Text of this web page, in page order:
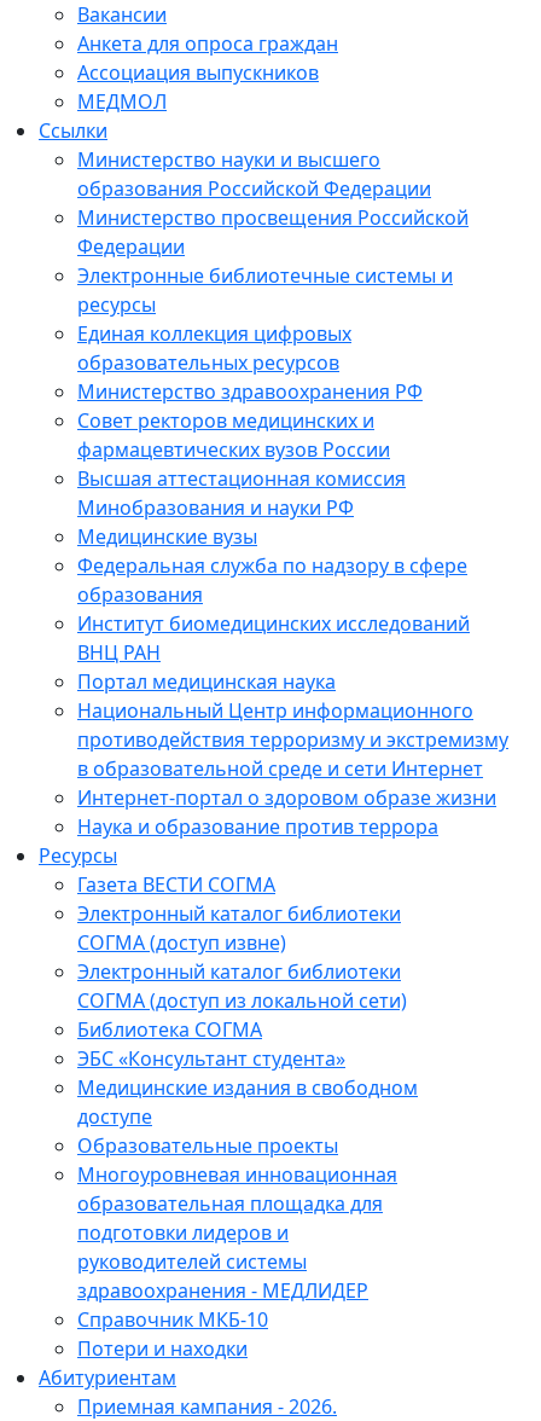
Вакансии
Анкета для опроса граждан
Ассоциация выпускников
МЕДМОЛ
Ссылки
Министерство науки и высшего
образования Российской Федерации
Министерство просвещения Российской
Федерации
Электронные библиотечные системы и
ресурсы
Единая коллекция цифровых
образовательных ресурсов
Министерство здравоохранения РФ
Совет ректоров медицинских и
фармацевтических вузов России
Высшая аттестационная комиссия
Минобразования и науки РФ
Медицинские вузы
Федеральная служба по надзору в сфере
образования
Институт биомедицинских исследований
ВНЦ РАН
Портал медицинская наука
Национальный Центр информационного
противодействия терроризму и экстремизму
в образовательной среде и сети Интернет
Интернет-портал о здоровом образе жизни
Наука и образование против террора
Ресурсы
Газета ВЕСТИ СОГМА
Электронный каталог библиотеки
СОГМА (доступ извне)
Электронный каталог библиотеки
СОГМА (доступ из локальной сети)
Библиотека СОГМА
ЭБС «Консультант студента»
Медицинские издания в свободном
доступе
Образовательные проекты
Многоуровневая инновационная
образовательная площадка для
подготовки лидеров и
руководителей системы
здравоохранения - МЕДЛИДЕР
Справочник МКБ-10
Потери и находки
Абитуриентам
Приемная кампания - 2026.